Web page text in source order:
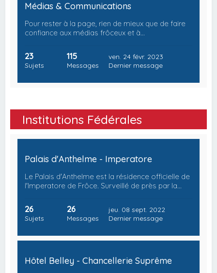
Médias & Communications
Pour rester à la page, rien de mieux que de faire
confiance aux médias frôceux et à…
23
Sujets
115
Messages
ven. 24 févr. 2023
Dernier message
Institutions Fédérales
Palais d'Anthelme - Imperatore
Le Palais d'Anthelme est la résidence officielle de
l'Imperatore de Frôce. Surveillé de près par la…
26
Sujets
26
Messages
jeu. 08 sept. 2022
Dernier message
Hôtel Belley - Chancellerie Suprême